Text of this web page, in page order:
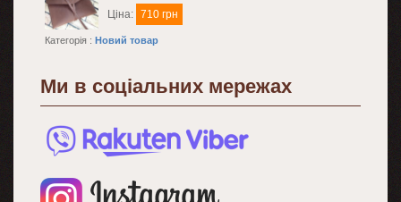
Ціна: 710 грн
Категорія : Новий товар
Ми в соціальних мережах